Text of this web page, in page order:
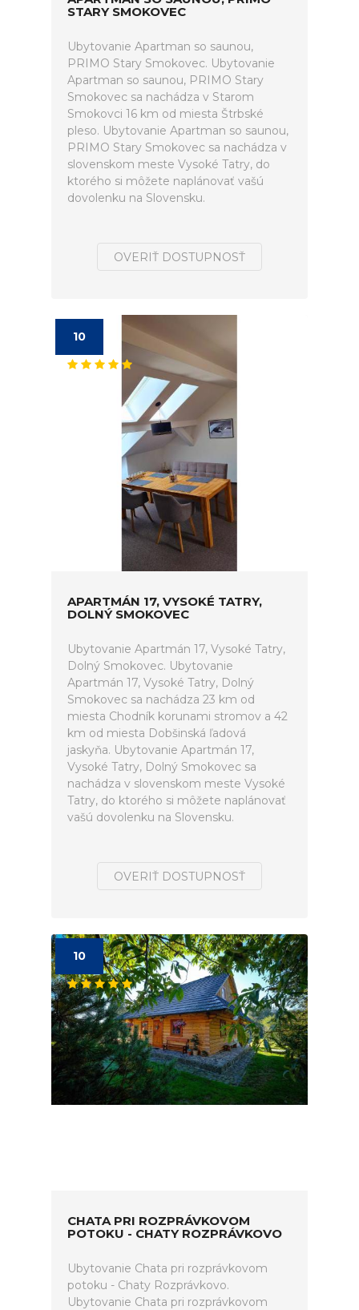
STARY SMOKOVEC
Ubytovanie Apartman so saunou,
PRIMO Stary Smokovec. Ubytovanie
Apartman so saunou, PRIMO Stary
Smokovec sa nachádza v Starom
Smokovci 16 km od miesta Štrbské
pleso. Ubytovanie Apartman so saunou,
PRIMO Stary Smokovec sa nachádza v
slovenskom meste Vysoké Tatry, do
ktorého si môžete naplánovať vašú
dovolenku na Slovensku.
OVERIŤ DOSTUPNOSŤ
10
APARTMÁN 17, VYSOKÉ TATRY,
DOLNÝ SMOKOVEC
Ubytovanie Apartmán 17, Vysoké Tatry,
Dolný Smokovec. Ubytovanie
Apartmán 17, Vysoké Tatry, Dolný
Smokovec sa nachádza 23 km od
miesta Chodník korunami stromov a 42
km od miesta Dobšinská ľadová
jaskyňa. Ubytovanie Apartmán 17,
Vysoké Tatry, Dolný Smokovec sa
nachádza v slovenskom meste Vysoké
Tatry, do ktorého si môžete naplánovať
vašú dovolenku na Slovensku.
OVERIŤ DOSTUPNOSŤ
10
CHATA PRI ROZPRÁVKOVOM
POTOKU - CHATY ROZPRÁVKOVO
Ubytovanie Chata pri rozprávkovom
potoku - Chaty Rozprávkovo.
Ubytovanie Chata pri rozprávkovom